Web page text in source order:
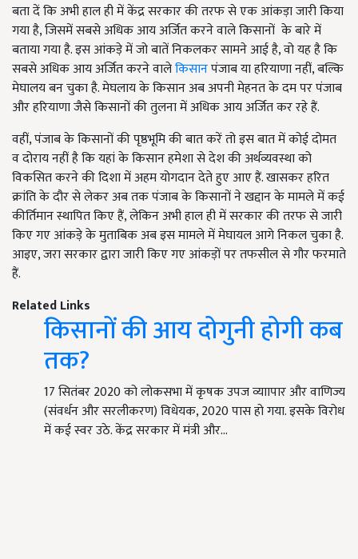
बता दें कि अभी हाल ही में केंद्र सरकार की तरफ से एक आंकड़ा जारी किया
गया है, जिसमें सबसे अधिक आय अर्जित करने वाले किसानों के बारे में
बताया गया है. इस आंकड़े में जो बातें निकलकर सामने आई है, वो यह है कि
सबसे अधिक आय अर्जित करने वालेकिसानपंजाब या हरियाणा नहीं, बल्कि
मेघालय बन चुका है. मेघलाय के किसान अब अपनी मेहनत के दम पर पंजाब
और हरियाणा जैसे किसानों की तुलना में अधिक आय अर्जित कर रहे हैं.
वहीं, पंजाब के किसानों की पृष्ठभूमि की बात करें तो इस बात में कोई दोमत
व दोराय नहीं है कि यहां के किसान हमेशा से देश की अर्थव्यवस्था को
विकसित करने की दिशा में अहम योगदान देते हुए आए हैं. खासकर हरित
क्रांति के दौर से लेकर अब तक पंजाब के किसानों ने खद्दान के मामले में कई
कीर्तिमान स्थापित किए हैं, लेकिन अभी हाल ही में सरकार की तरफ से जारी
किए गए आंकड़े के मुताबिक अब इस मामले में मेघायल आगे निकल चुका है.
आइए, जरा सरकार द्वारा जारी किए गए आंकड़ों पर तफसील से गौर फरमाते
हैं.
Related Links
किसानों की आय दोगुनी होगी कब
तक?
17 सितंबर 2020 को लोकसभा में कृषक उपज व्याापार और वाणिज्य
(संवर्धन और सरलीकरण) विधेयक, 2020 पास हो गया. इसके विरोध
में कई स्वर उठे. केंद्र सरकार में मंत्री और…